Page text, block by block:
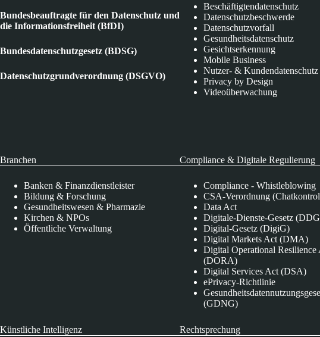
Bundesbeauftragte für den Datenschutz und
die Informationsfreiheit (BfDI)
Bundesdatenschutzgesetz (BDSG)
Datenschutzgrundverordnung (DSGVO)
Beschäftigtendatenschutz
Datenschutzbeschwerde
Datenschutzvorfall
Gesundheitsdatenschutz
Gesichtserkennung
Mobile Business
Nutzer- & Kundendatenschutz
Privacy by Design
Videoüberwachung
Branchen
Banken & Finanzdienstleister
Bildung & Forschung
Gesundheitswesen & Pharmazie
Kirchen & NPOs
Öffentliche Verwaltung
Compliance & Digitale Regulierung
Compliance - Whistleblowing
CSA-Verordnung
Data Act
Digitale-Dienste-Gesetz
Digital-Gesetz (DigiG)
Digital Markets Act (DMA)
Digital Operational Resilience
(DORA)
Digital Services Act (DSA)
ePrivacy-Richtlinie
(GDNG)
Künstliche Intelligenz Rechtsprechung